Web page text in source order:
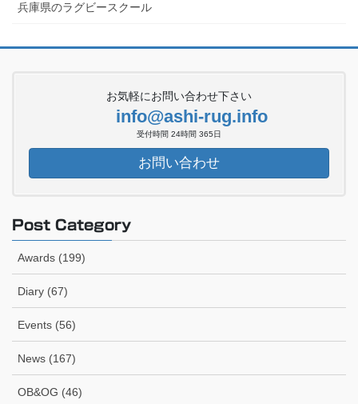
兵庫県のラグビースクール
お気軽にお問い合わせ下さい
info@ashi-rug.info
受付時間 24時間 365日
お問い合わせ
Post Category
Awards (199)
Diary (67)
Events (56)
News (167)
OB&OG (46)